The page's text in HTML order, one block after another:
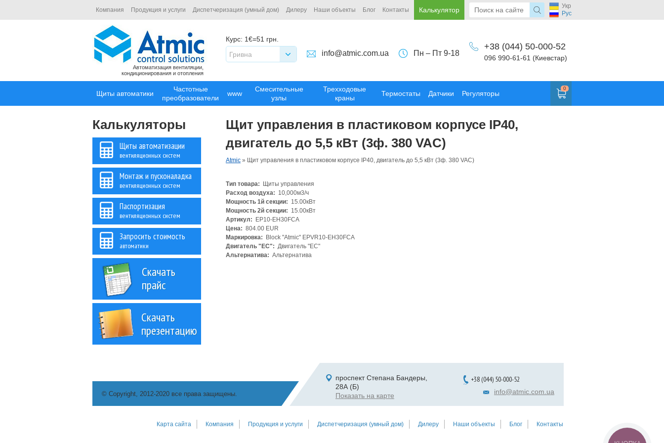
Компания Продукция и услуги Диспетчеризация (умный дом) Дилеру Наши объекты Блог Контакты Калькулятор
Укр
Рус
Автоматизация вентиляции,
кондиционирования и отопления
Курс: 1€=51 грн.
Гривна
info@atmic.com.ua Пн – Пт 9-18
+38 (044) 50-000-52
096 990-61-61 (Киевстар)
Щиты автоматики
Частотные
преобразователи
www
Смесительные
узлы
Трехходовые
краны
Термостаты Датчики Регуляторы
0
Щит управления в пластиковом корпусе IP40,
двигатель до 5,5 кВт (3ф. 380 VAC)
Atmic » Щит управления в пластиковом корпусе IP40, двигатель до 5,5 кВт (3ф. 380 VAC)
Тип товара:
Щиты управления
Расход воздуха: 10,000м3/ч
Мощность 1й секции: 15.00кВт
Мощность 2й секции: 15.00кВт
Артикул:
EP10-EH30FCA
Цена: 804.00 EUR
Маркировка:
Block "Atmic" EPVR10-EH30FCA
Двигатель "ЕС": Двигатель "ЕС"
Альтернатива: Альтернатива
Калькуляторы
Щиты автоматизации
вентиляционных систем
Монтаж и пусконаладка
вентиляционных систем
Паспортизация
вентиляционных систем
Запросить стоимость
автоматики
Скачать
прайс
Скачать
презентацию
© Copyright, 2012-2020 все права защищены.
проспект Степана Бандеры,
28А (Б)
Показать на карте
+38 (044) 50-000-52
info@atmic.com.ua
Карта сайта Компания Продукция и услуги Диспетчеризация (умный дом) Дилеру Наши объекты Блог Контакты